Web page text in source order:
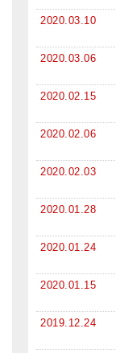
2020.03.10
2020.03.06
2020.02.15
2020.02.06
2020.02.03
2020.01.28
2020.01.24
2020.01.15
2019.12.24